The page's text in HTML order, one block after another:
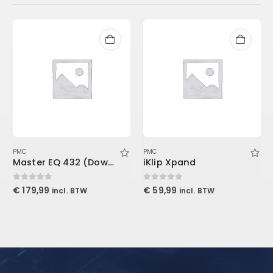
PMC
Master EQ 432 (Download)
0out of 5
€ 179,99 incl. BTW
PMC
iKlip Xpand
0out of 5
€ 59,99 incl. BTW